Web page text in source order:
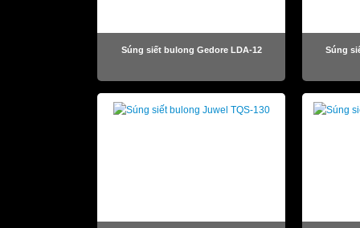
Súng siết bulong Gedore LDA-12 Súng